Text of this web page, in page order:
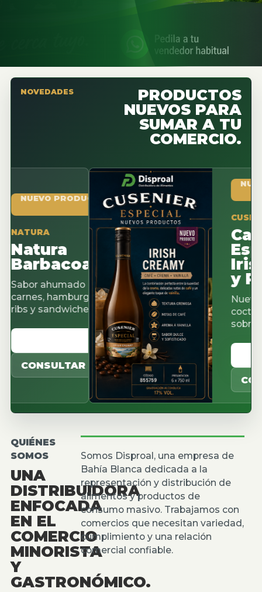
NOVEDADES
PRODUCTOS
NUEVOS PARA
SUMAR A TU
COMERCIO.
PRODUCTO
ahumado para
hamburguesas,
sandwiches.
NUEVO
CUSENIER
Cacao
Irish
y
Nuevos
cocteleria,
sobremesas.
VER
QUIÉNES
SOMOS
UNA
DISTRIBUIDORA
ENFOCADA
EN EL
COMERCIO
MINORISTA
Y
GASTRONÓMICO.
Somos Disproal, una empresa de
Bahía Blanca dedicada a la
representación y distribución de
alimentos y productos de
consumo masivo. Trabajamos con
comercios que necesitan variedad,
cumplimiento y una relación
comercial confiable.